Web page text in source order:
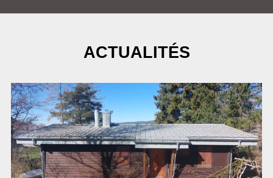
ACTUALITÉS